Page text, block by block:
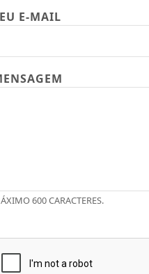
E-MAIL
600 CARACTERES.